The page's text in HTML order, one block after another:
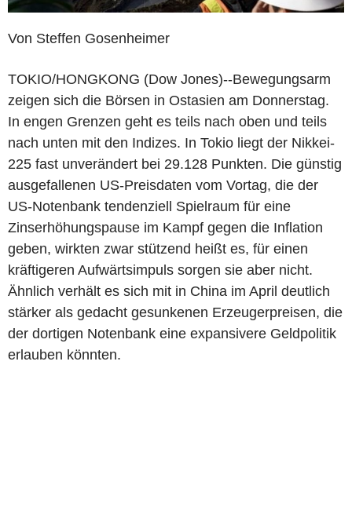
Von Steffen Gosenheimer
TOKIO/HONGKONG (Dow Jones)--Bewegungsarm
zeigen sich die Börsen in Ostasien am Donnerstag.
In engen Grenzen geht es teils nach oben und teils
nach unten mit den Indizes. In Tokio liegt der Nikkei-
225 fast unverändert bei 29.128 Punkten. Die günstig
ausgefallenen US-Preisdaten vom Vortag, die der
US-Notenbank tendenziell Spielraum für eine
Zinserhöhungspause im Kampf gegen die Inflation
geben, wirkten zwar stützend heißt es, für einen
kräftigeren Aufwärtsimpuls sorgen sie aber nicht.
Ähnlich verhält es sich mit in China im April deutlich
stärker als gedacht gesunkenen Erzeugerpreisen, die
der dortigen Notenbank eine expansivere Geldpolitik
erlauben könnten.